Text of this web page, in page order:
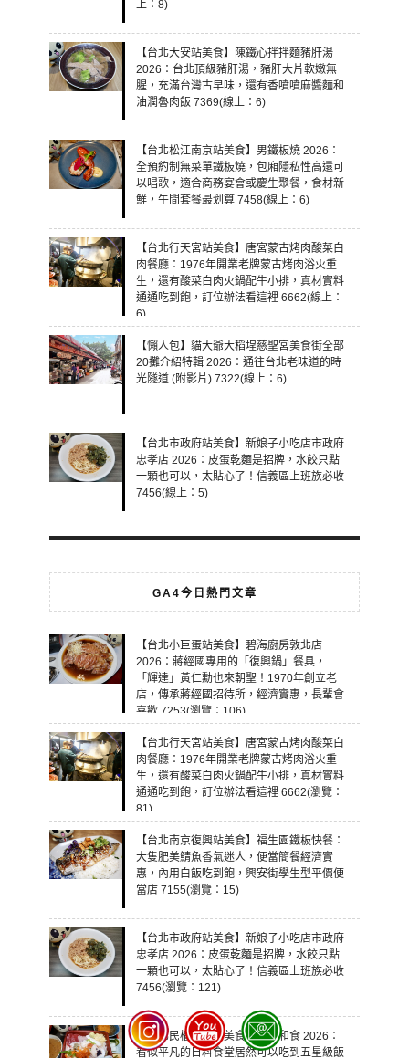
上：8)
【台北大安站美食】陳鐵心拌拌麵豬肝湯
2026：台北頂級豬肝湯，豬肝大片軟嫩無
腥，充滿台灣古早味，還有香噴噴麻醬麵和
油潤魯肉飯 7369(線上：6)
【台北松江南京站美食】男鐵板燒 2026：
全預約制無菜單鐵板燒，包廂隱私性高還可
以唱歌，適合商務宴會或慶生聚餐，食材新
鮮，午間套餐最划算 7458(線上：6)
【台北行天宮站美食】唐宮蒙古烤肉酸菜白
肉餐廳：1976年開業老牌蒙古烤肉浴火重
生，還有酸菜白肉火鍋配牛小排，真材實料
通通吃到飽，訂位辦法看這裡 6662(線上：
6)
【懶人包】貓大爺大稻埕慈聖宮美食街全部
20攤介紹特輯 2026：通往台北老味道的時
光隧道 (附影片) 7322(線上：6)
【台北市政府站美食】新娘子小吃店市政府
忠孝店 2026：皮蛋乾麵是招牌，水餃只點
一顆也可以，太貼心了！信義區上班族必收
7456(線上：5)
GA4今日熱門文章
【台北小巨蛋站美食】碧海廚房敦北店
2026：蔣經國專用的「復興鍋」餐具，
「輝達」黃仁勳也來朝聖！1970年創立老
店，傳承蔣經國招待所，經濟實惠，長輩會
喜歡 7253(瀏覽：106)
【台北行天宮站美食】唐宮蒙古烤肉酸菜白
肉餐廳：1976年開業老牌蒙古烤肉浴火重
生，還有酸菜白肉火鍋配牛小排，真材實料
通通吃到飽，訂位辦法看這裡 6662(瀏覽：
81)
【台北南京復興站美食】福生園鐵板快餐：
大隻肥美鯖魚香氣迷人，便當簡餐經濟實
惠，內用白飯吃到飽，興安街學生型平價便
當店 7155(瀏覽：15)
【台北市政府站美食】新娘子小吃店市政府
忠孝店 2026：皮蛋乾麵是招牌，水餃只點
一顆也可以，太貼心了！信義區上班族必收
7456(瀏覽：121)
【台北民權西路站美食】品司和食 2026：
看似平凡的日料食堂居然可以吃到五星級飯